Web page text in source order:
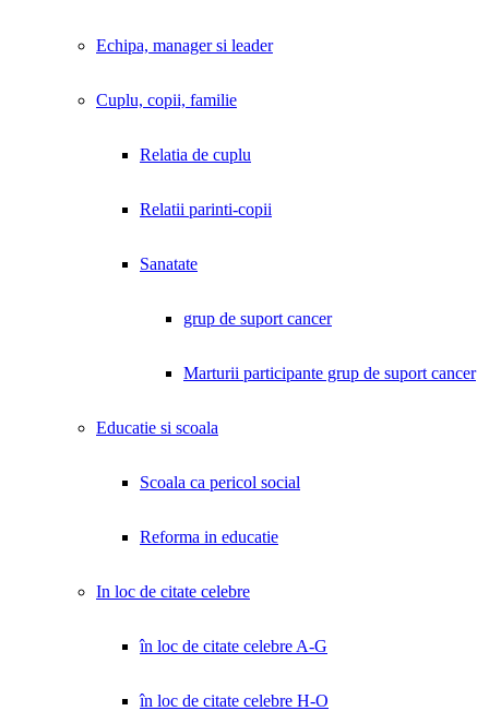
Echipa, manager si leader
Cuplu, copii, familie
Relatia de cuplu
Relatii parinti-copii
Sanatate
grup de suport cancer
Marturii participante grup de suport cancer
Educatie si scoala
Scoala ca pericol social
Reforma in educatie
In loc de citate celebre
în loc de citate celebre A-G
în loc de citate celebre H-O